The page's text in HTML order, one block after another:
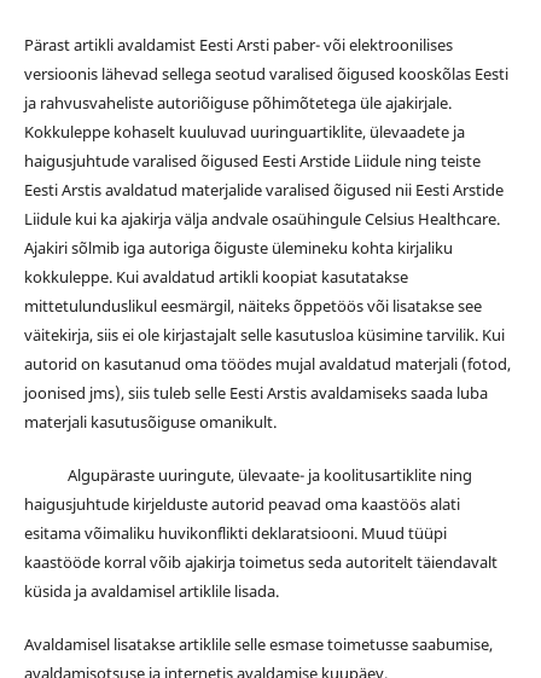
Pärast artikli avaldamist Eesti Arsti paber- või elektroonilises
versioonis lähevad sellega seotud varalised õigused kooskõlas Eesti
ja rahvusvaheliste autoriõiguse põhimõtetega üle ajakirjale.
Kokkuleppe kohaselt kuuluvad uuringuartiklite, ülevaadete ja
haigusjuhtude varalised õigused Eesti Arstide Liidule ning teiste
Eesti Arstis avaldatud materjalide varalised õigused nii Eesti Arstide
Liidule kui ka ajakirja välja andvale osaühingule Celsius Healthcare.
Ajakiri sõlmib iga autoriga õiguste ülemineku kohta kirjaliku
kokkuleppe. Kui avaldatud artikli koopiat kasutatakse
mittetulunduslikul eesmärgil, näiteks õppetöös või lisatakse see
väitekirja, siis ei ole kirjastajalt selle kasutusloa küsimine tarvilik. Kui
autorid on kasutanud oma töödes mujal avaldatud materjali (fotod,
joonised jms), siis tuleb selle Eesti Arstis avaldamiseks saada luba
materjali kasutusõiguse omanikult.
Algupäraste uuringute, ülevaate- ja koolitusartiklite ning
haigusjuhtude kirjelduste autorid peavad oma kaastöös alati
esitama võimaliku huvikonflikti deklaratsiooni. Muud tüüpi
kaastööde korral võib ajakirja toimetus seda autoritelt täiendavalt
küsida ja avaldamisel artiklile lisada.
Avaldamisel lisatakse artiklile selle esmase toimetusse saabumise,
avaldamisotsuse ja internetis avaldamise kuupäev.